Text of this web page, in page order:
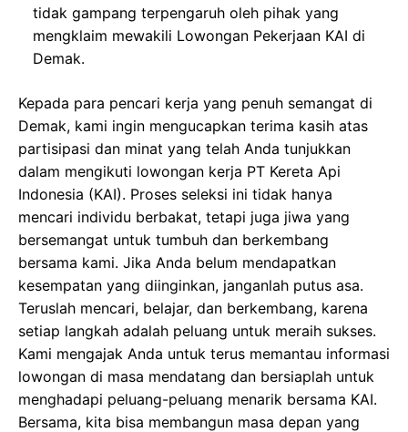
tidak gampang terpengaruh oleh pihak yang
mengklaim mewakili Lowongan Pekerjaan KAI di
Demak.
Kepada para pencari kerja yang penuh semangat di
Demak, kami ingin mengucapkan terima kasih atas
partisipasi dan minat yang telah Anda tunjukkan
dalam mengikuti lowongan kerja PT Kereta Api
Indonesia (KAI). Proses seleksi ini tidak hanya
mencari individu berbakat, tetapi juga jiwa yang
bersemangat untuk tumbuh dan berkembang
bersama kami. Jika Anda belum mendapatkan
kesempatan yang diinginkan, janganlah putus asa.
Teruslah mencari, belajar, dan berkembang, karena
setiap langkah adalah peluang untuk meraih sukses.
Kami mengajak Anda untuk terus memantau informasi
lowongan di masa mendatang dan bersiaplah untuk
menghadapi peluang-peluang menarik bersama KAI.
Bersama, kita bisa membangun masa depan yang